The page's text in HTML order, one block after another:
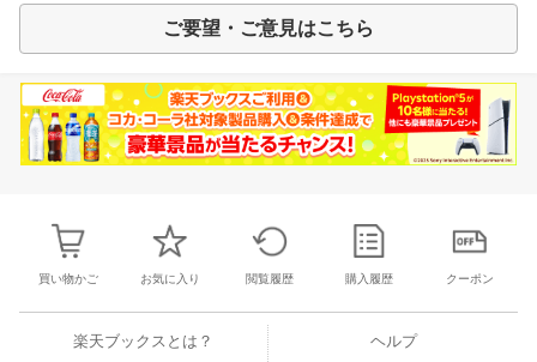
ご要望・ご意見はこちら
買い物かご お気に入り 閲覧履歴 購入履歴 クーポン
楽天ブックスとは？ ヘルプ